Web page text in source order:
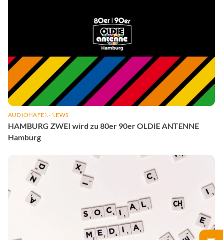
AUDIOHAFEN-NEWS
HAMBURG ZWEI wird zu 80er 90er OLDIE ANTENNE
Hamburg